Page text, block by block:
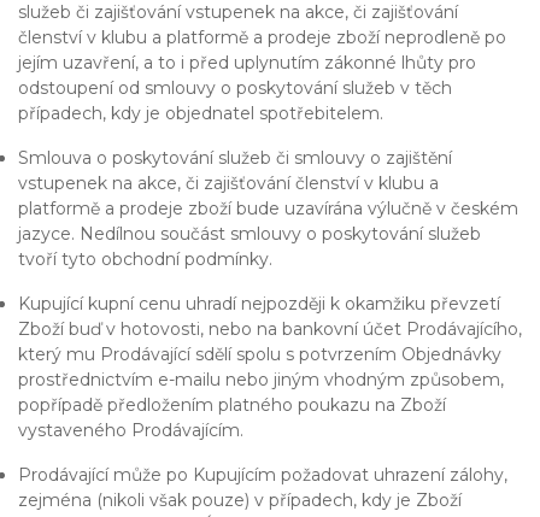
služeb či zajišťování vstupenek na akce, či zajišťování
členství v klubu a platformě a prodeje zboží neprodleně po
jejím uzavření, a to i před uplynutím zákonné lhůty pro
odstoupení od smlouvy o poskytování služeb v těch
případech, kdy je objednatel spotřebitelem.
Smlouva o poskytování služeb či smlouvy o zajištění
vstupenek na akce, či zajišťování členství v klubu a
platformě a prodeje zboží bude uzavírána výlučně v českém
jazyce. Nedílnou součást smlouvy o poskytování služeb
tvoří tyto obchodní podmínky.
Kupující kupní cenu uhradí nejpozději k okamžiku převzetí
Zboží buď v hotovosti, nebo na bankovní účet Prodávajícího,
který mu Prodávající sdělí spolu s potvrzením Objednávky
prostřednictvím e-mailu nebo jiným vhodným způsobem,
popřípadě předložením platného poukazu na Zboží
vystaveného Prodávajícím.
Prodávající může po Kupujícím požadovat uhrazení zálohy,
zejména (nikoli však pouze) v případech, kdy je Zboží